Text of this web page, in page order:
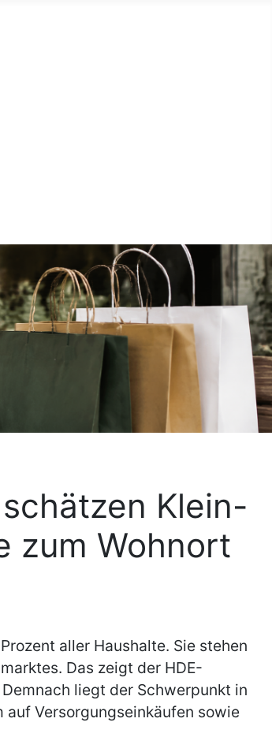
Klein-
zum Wohnort
aller Haushalte. Sie stehen
Das zeigt der HDE-
liegt der Schwerpunkt in
Versorgungseinkäufen sowie